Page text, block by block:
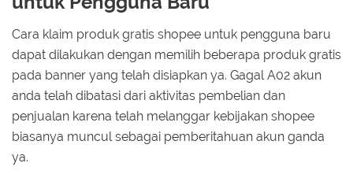
Cara klaim produk gratis shopee untuk pengguna baru
dapat dilakukan dengan memilih beberapa produk gratis
pada banner yang telah disiapkan ya. Gagal A02 akun
anda telah dibatasi dari aktivitas pembelian dan
penjualan karena telah melanggar kebijakan shopee
biasanya muncul sebagai pemberitahuan akun ganda
ya.